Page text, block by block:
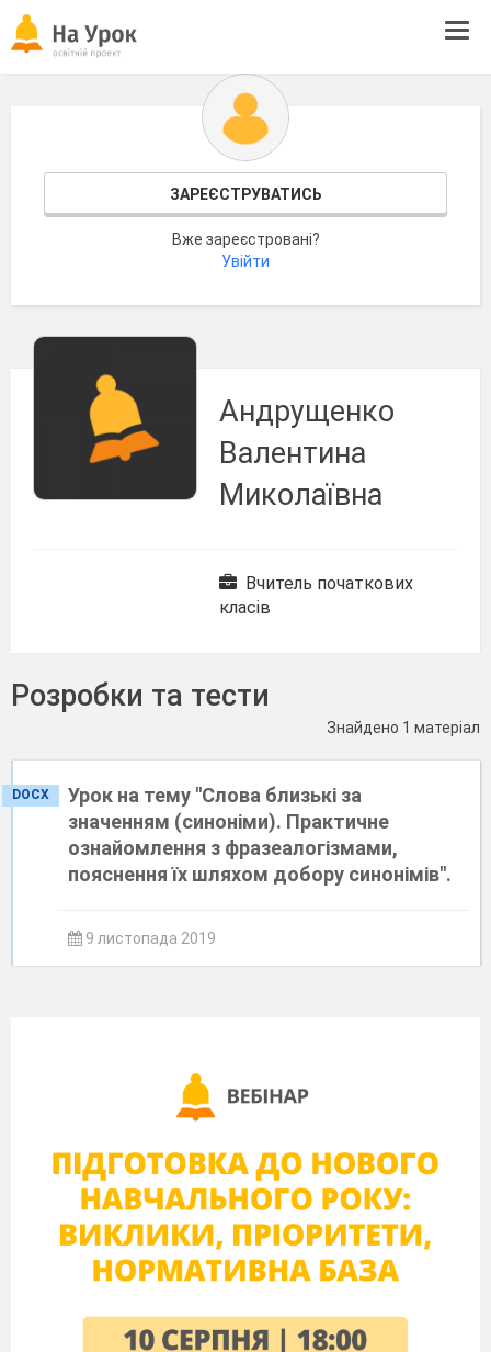
ЗАРЕЄСТРУВАТИСЬ
Вже зареєстровані?
Увійти
Андрущенко
Валентина
Миколаївна
Вчитель початкових
класів
Розробки та тести
Знайдено 1 матеріал
DOCX
Урок на тему "Слова близькі за
значенням (синоніми). Практичне
ознайомлення з фразеалогізмами,
пояснення їх шляхом добору синонімів".
9 листопада 2019